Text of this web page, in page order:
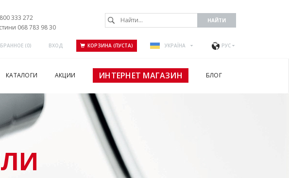
333 272
068 783 98 30
(0) ВХОД КОРЗИНА (ПУСТА) УКРАЇНА РУС
КАТАЛОГИ АКЦИИ ИНТЕРНЕТ МАГАЗИН БЛОГ